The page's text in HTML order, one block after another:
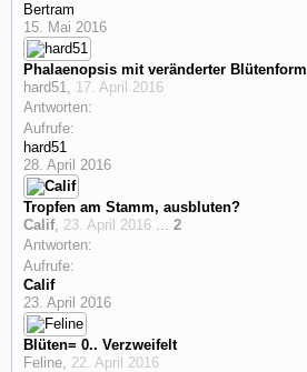
Bertram
15. Mai 2016
Phalaenopsis mit veränderter Blütenform
hard51, 17. April 2016
Antworten:
Aufrufe:
hard51
28. April 2016
Tropfen am Stamm, ausbluten?
Calif, 23. April 2016 ... 2
Antworten:
Aufrufe:
Calif
23. April 2016
Blüten= 0.. Verzweifelt
Feline, 22. April 2016